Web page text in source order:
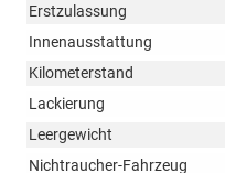
Erstzulassung
Innenausstattung
Kilometerstand
Lackierung
Leergewicht
Nichtraucher-Fahrzeug